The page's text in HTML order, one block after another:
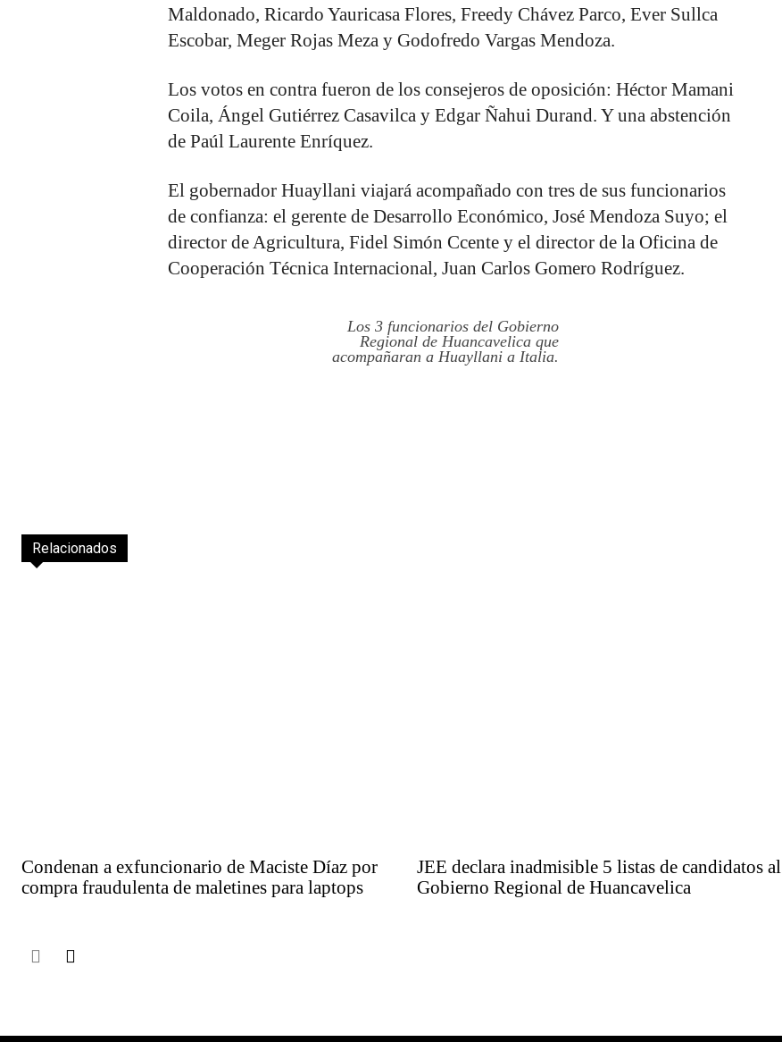
Maldonado, Ricardo Yauricasa Flores, Freedy Chávez Parco, Ever Sullca
Escobar, Meger Rojas Meza y Godofredo Vargas Mendoza.
Los votos en contra fueron de los consejeros de oposición: Héctor Mamani
Coila, Ángel Gutiérrez Casavilca y Edgar Ñahui Durand. Y una abstención
de Paúl Laurente Enríquez.
El gobernador Huayllani viajará acompañado con tres de sus funcionarios
de confianza: el gerente de Desarrollo Económico, José Mendoza Suyo; el
director de Agricultura, Fidel Simón Ccente y el director de la Oficina de
Cooperación Técnica Internacional, Juan Carlos Gomero Rodríguez.
Los 3 funcionarios del Gobierno
Regional de Huancavelica que
acompañaran a Huayllani a Italia.
Relacionados
Condenan a exfuncionario de Maciste Díaz por
compra fraudulenta de maletines para laptops
JEE declara inadmisible 5 listas de candidatos al
Gobierno Regional de Huancavelica